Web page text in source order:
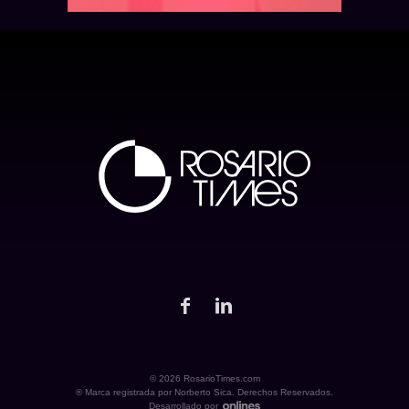
© 2026 RosarioTimes.com
® Marca registrada por Norberto Sica. Derechos Reservados.
Desarrollado por